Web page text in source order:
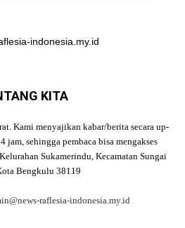
KITA
Kami menyajikan kabar/berita secara up-
jam, sehingga pembaca bisa mengakses
Sukamerindu, Kecamatan Sungai
Bengkulu 38119
raflesia-indonesia.my.id